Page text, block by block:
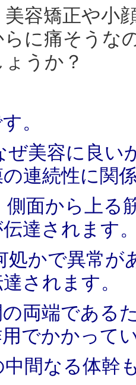
容矯正や小
に痛そうな
うか？
。
ぜ美容に良い
連続性に関
側面から上る
達されます
処かで異常が
されます。
両端である
でかかって
間なる体幹